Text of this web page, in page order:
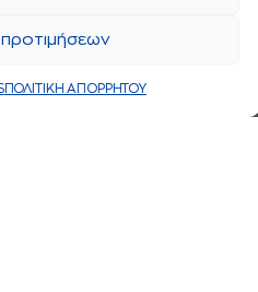
ΠΟΛΙΤΙΚΗ ΑΠΟΡΡΗΤΟΥ